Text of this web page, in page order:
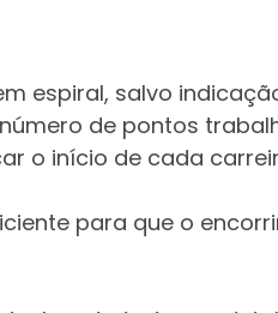
espiral, salvo
de pontos
o início de cada
para que o